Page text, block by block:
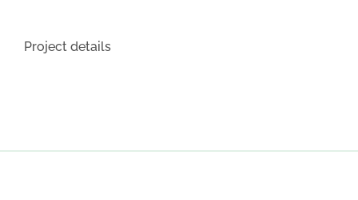
Project details